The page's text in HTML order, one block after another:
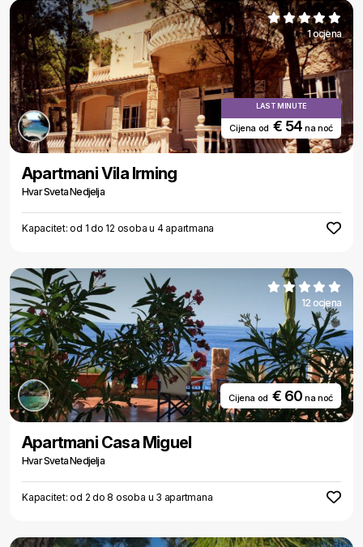
1 ocjena
LAST MINUTE
Cijena od € 54na noć
Apartmani Vila Irming
Hvar Sveta Nedjelja
Kapacitet: od 1 do 12 osoba u 4 apartmana
12 ocjena
Cijena od € 60na noć
Apartmani Casa Miguel
Hvar Sveta Nedjelja
Kapacitet: od 2 do 8 osoba u 3 apartmana